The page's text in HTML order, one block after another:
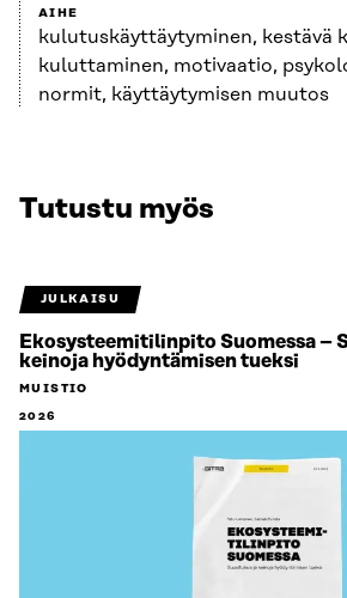
AIHE
kulutuskäyttäytyminen, kestävä
kuluttaminen, motivaatio,
normit, käyttäytymisen muutos
Tutustu myös
JULKAISU
Ekosysteemitilinpito Suomessa –
keinoja hyödyntämisen tueksi
MUISTIO
2026